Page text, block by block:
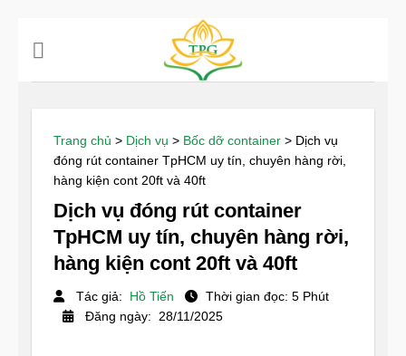
Trang chủ > Dịch vụ > Bốc dỡ container > Dịch vụ
đóng rút container TpHCM uy tín, chuyên hàng rời,
hàng kiện cont 20ft và 40ft
Dịch vụ đóng rút container
TpHCM uy tín, chuyên hàng rời,
hàng kiện cont 20ft và 40ft
Tác giả: Hồ Tiến
Thời gian đọc: 5 Phút
Đăng ngày: 28/11/2025